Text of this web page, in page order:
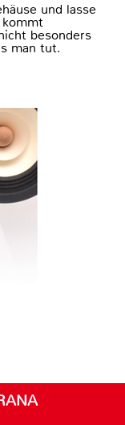
und lasse
besonders
man tut.